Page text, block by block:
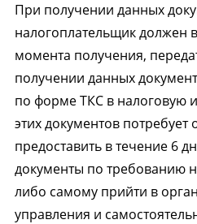
При получении данных
налогоплательщик должен
момента получения,
получении данных
по форме ТКС в налоговую
этих документов потребует
предоставить в течение 6
документы по требованию
либо самому прийти в
управления и